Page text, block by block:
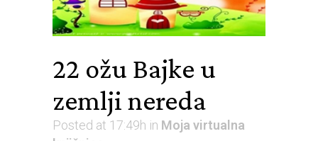
22 ožu Bajke u
zemlji nereda
Posted at 17:49h in Moja virtualna